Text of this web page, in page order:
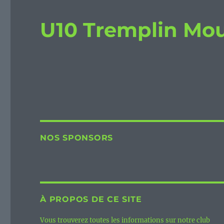
U10 Tremplin
NOS SPONSORS
À PROPOS DE CE SITE
Vous trouverez toutes les informations sur notre club